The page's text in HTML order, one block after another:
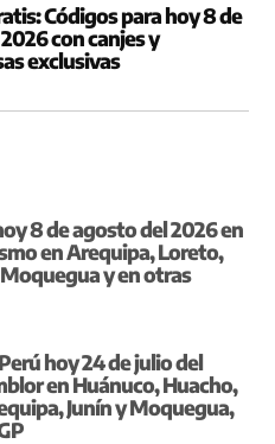
Códigos para hoy 8 de
con canjes y
exclusivas
8 de agosto del 2026 en
en Arequipa, Loreto,
y en otras
hoy 24 de julio del
en Huánuco, Huacho,
Junín y Moquegua,